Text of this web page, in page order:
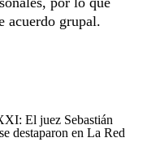
acuerdo grupal.
El juez Sebastián
destaparon en La Red